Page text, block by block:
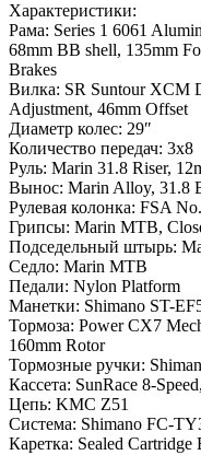
Характеристики:
Рама: Series 1 6061
68mm BB shell, 135mm
Brakes
Вилка: SR Suntour XCM
Adjustment, 46mm Offset
Диаметр колес: 29″
Количество передач: 3х8
Руль: Marin 31.8 Riser,
Вынос: Marin Alloy, 31.8
Рулевая колонка: FSA
Грипсы: Marin MTB,
Подседельный штырь:
Седло: Marin MTB
Педали: Nylon Platform
Манетки: Shimano ST-
Тормоза: Power CX7
160mm Rotor
Тормозные ручки:
Кассета: SunRace 8-
Цепь: KMC Z51
Система: Shimano FC-
Каретка: Sealed Cartridge